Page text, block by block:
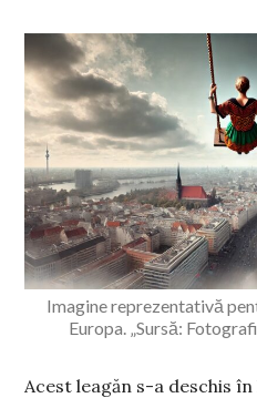
Imagine reprezentativă
Europa. „Sursă:
Acest leagăn s-a deschis